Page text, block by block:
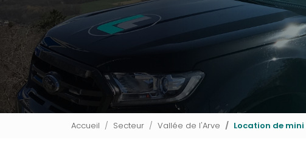
Accueil Secteur Vallée de l'Arve Location de